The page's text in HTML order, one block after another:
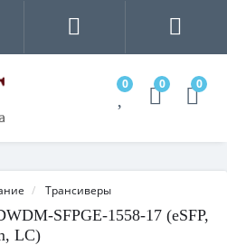
0 0 0
Трансиверы
SFPGE-1558-17 (eSFP,
LC)